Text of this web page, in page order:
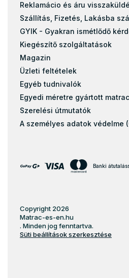
Reklamácio és áru
Szállítás, Fizetés, Lakásba
GYIK - Gyakran ismétlődő
Kiegészítő szolgáltatások
Magazin
Üzleti feltételek
Egyéb tudnivalók
Egyedi méretre gyártott
Szerelési útmutatók
A személyes adatok védelme
Banki
Copyright 2026
Matrac-es-en.hu
. Minden jog fenntartva.
Süti beállítások szerkesztése